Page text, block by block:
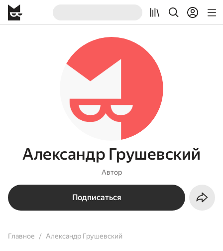
Александр Грушевский
Автор
Подписаться
Главное Александр Грушевский